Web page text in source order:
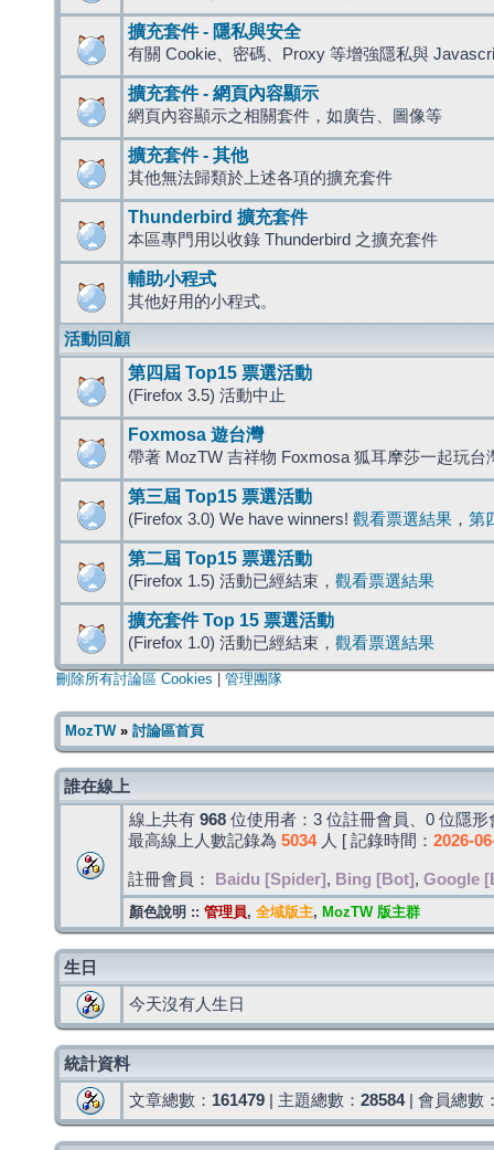
擴充套件 - 隱私與安全
有關 Cookie、密碼、Proxy 等增強隱私與
擴充套件 - 網頁內容顯示
網頁內容顯示之相關套件，如廣告、圖像等
擴充套件 - 其他
其他無法歸類於上述各項的擴充套件
Thunderbird 擴充套件
本區專門用以收錄 Thunderbird 之擴充套件
輔助小程式
其他好用的小程式。
活動回顧
第四屆 Top15 票選活動
(Firefox 3.5) 活動中止
Foxmosa 遊台灣
帶著 MozTW 吉祥物 Foxmosa 狐耳摩莎一起玩台
第三屆 Top15 票選活動
(Firefox 3.0) We have winners! 觀看票選結果 ， 第
第二屆 Top15 票選活動
(Firefox 1.5) 活動已經結束， 觀看票選結果
擴充套件 Top 15 票選活動
(Firefox 1.0) 活動已經結束， 觀看票選結果
刪除所有討論區 Cookies 管理團隊
MozTW» 討論區首頁
誰在線上
線上共有 968 位使用者：3 位註冊會員、0 位隱
最高線上人數記錄為 5034人 [ 記錄時間： 2026-
註冊會員： Baidu [Spider] , Bing [Bot] , Google
顏色說明 :: 管理員, 全域版主, MozTW 版主群
生日
今天沒有人生日
統計資料
文章總數： 161479 | 主題總數： 28584| 會員總數